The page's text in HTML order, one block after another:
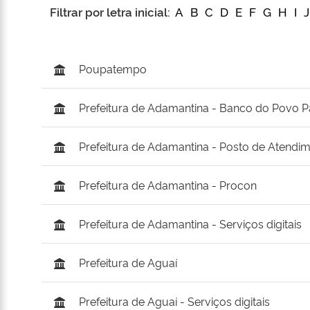
Filtrar por letra inicial: A B C D E F G H I J
Poupatempo
Prefeitura de Adamantina - Banco do Povo
Prefeitura de Adamantina - Posto de
Prefeitura de Adamantina - Procon
Prefeitura de Adamantina - Serviços digitais
Prefeitura de Aguaí
Prefeitura de Aguaí - Serviços digitais